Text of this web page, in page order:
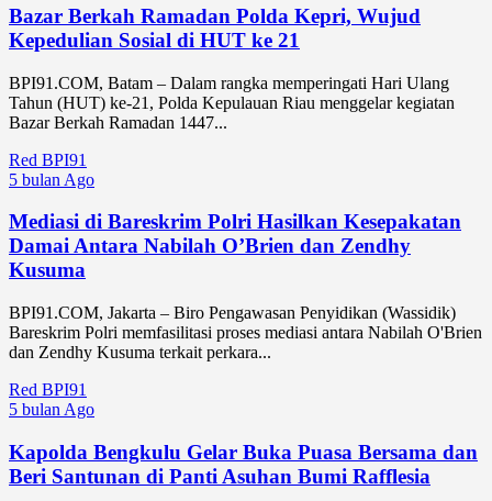
Bazar Berkah Ramadan Polda Kepri, Wujud
Kepedulian Sosial di HUT ke 21
BPI91.COM, Batam – Dalam rangka memperingati Hari Ulang
Tahun (HUT) ke-21, Polda Kepulauan Riau menggelar kegiatan
Bazar Berkah Ramadan 1447...
Red BPI91
5 bulan Ago
Mediasi di Bareskrim Polri Hasilkan Kesepakatan
Damai Antara Nabilah O’Brien dan Zendhy
Kusuma
BPI91.COM, Jakarta – Biro Pengawasan Penyidikan (Wassidik)
Bareskrim Polri memfasilitasi proses mediasi antara Nabilah O'Brien
dan Zendhy Kusuma terkait perkara...
Red BPI91
5 bulan Ago
Kapolda Bengkulu Gelar Buka Puasa Bersama dan
Beri Santunan di Panti Asuhan Bumi Rafflesia